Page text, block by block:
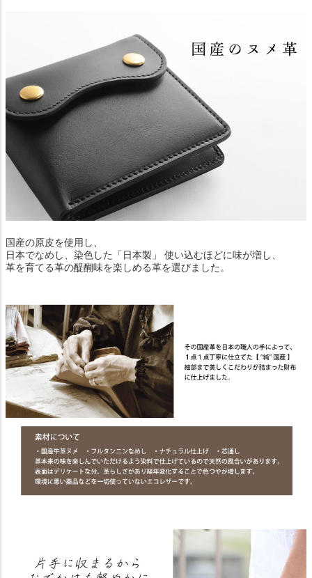
国産の原皮を使用し、
日本でなめし、染色した「日本製」 使い込むほどに味が増し、
革を育てる革の醍醐味を楽しめる革を選びました。